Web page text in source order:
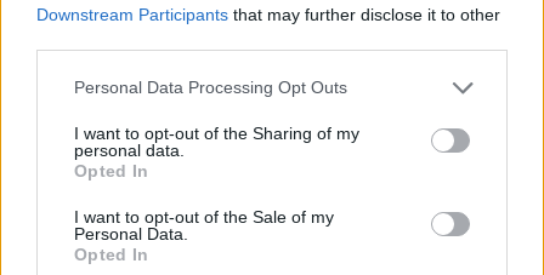
Downstream Participants that may further disclose it to other
Personal Data Processing Opt Outs
I want to opt-out of the Sharing of my
personal data.
Opted In
I want to opt-out of the Sale of my
Personal Data.
Opted In
Защо брандовете създават "небрежен"
10.11.2020 / 16:15